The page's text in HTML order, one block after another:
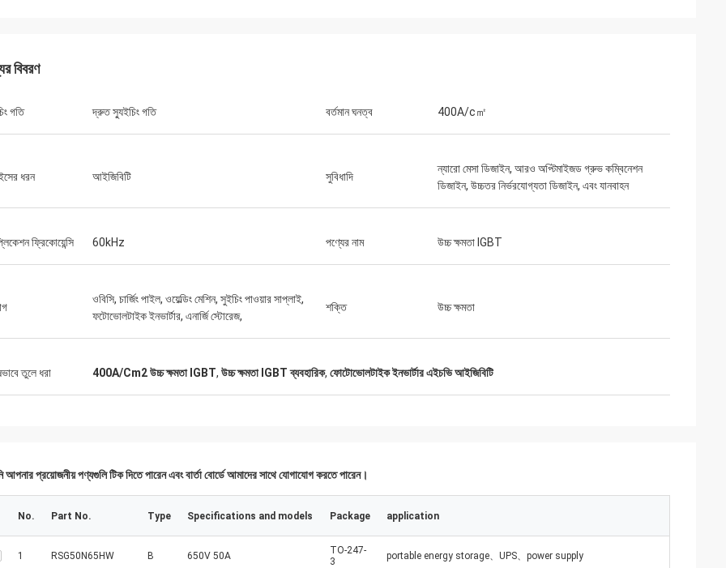
বিবরণ
গতি দ্রুত স্যুইচিং গতি বর্তমান ঘনত্ব 400A/c㎡
ধরন আইজিবিটি সুবিধাদি
ন্যারো মেসা ডিজাইন, আরও অপ্টিমাইজড গ্রুভ কম্বিনেশন
ডিজাইন, উচ্চতর নির্ভরযোগ্যতা ডিজাইন, এবং যানবাহন
ফ্রিকোয়েন্সি 60kHz পণ্যের নাম উচ্চ ক্ষমতা IGBT
ওবিসি, চার্জিং পাইল, ওয়েল্ডিং মেশিন, সুইচিং পাওয়ার সাপ্লাই,
ফটোভোলটাইক ইনভার্টার, এনার্জি স্টোরেজ,
শক্তি উচ্চ ক্ষমতা
তুলে ধরা 400A/Cm2 উচ্চ ক্ষমতা IGBT, উচ্চ ক্ষমতা IGBT ব্যবহারিক, ফোটোভোলটাইক ইনভার্টার এইচভি আইজিবিটি
প্রয়োজনীয় পণ্যগুলি টিক দিতে পারেন এবং বার্তা বোর্ডে আমাদের সাথে যোগাযোগ করতে পারেন।
No. Part No. Type Specifications and models Package application
1 RSG50N65HW B 650V 50A
TO-247-
3
portable energy storage、UPS、power supply